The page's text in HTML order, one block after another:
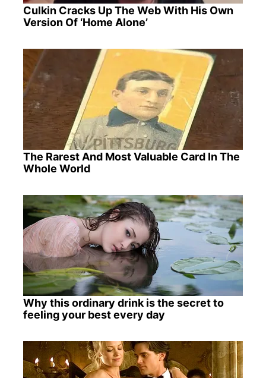
Culkin Cracks Up The Web With His Own
Version Of ‘Home Alone’
The Rarest And Most Valuable Card In The
Whole World
Why this ordinary drink is the secret to
feeling your best every day